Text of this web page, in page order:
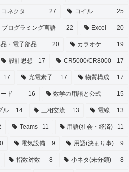
コネクタ 27 コイル 25
プログラミング言語 22 Excel 20
・電子部品 20 カラオケ 19
設計思想 17 CR5000/CR8000 17
17 光電素子 17 物質構成 17
ド 16 数学の用語と公式 15
ル 14 三相交流 13 電線 13
Teams 11 用語(社会・経済) 11
電気設備 9 用語(決まり事) 9
指数対数 8 小ネタ(未分類) 8